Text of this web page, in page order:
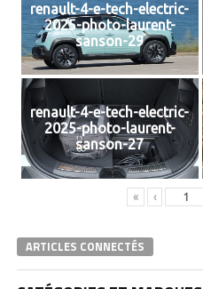
renault-4-e-tech-electric-
2025-photo-laurent-
sanson-29
renault-4-e-tech-electric-
2025-photo-laurent-
sanson-27
« ‹
ARTICLES CONNECTÉS